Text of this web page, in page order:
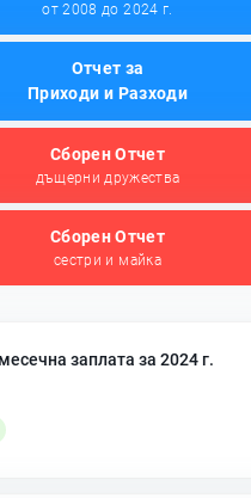
от 2008 до 2024 г.
Отчет за
Приходи и Разходи
Сборен Отчет
дъщерни дружества
Сборен Отчет
сестри и майка
заплата за 2024 г.